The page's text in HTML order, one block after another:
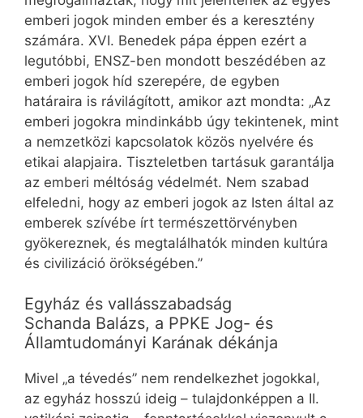
emberi jogok minden ember és a keresztény
számára. XVI. Benedek pápa éppen ezért a
legutóbbi, ENSZ-ben mondott beszédében az
emberi jogok híd szerepére, de egyben
határaira is rávilágított, amikor azt mondta: „Az
emberi jogokra mindinkább úgy tekintenek, mint
a nemzetközi kapcsolatok közös nyelvére és
etikai alapjaira. Tiszteletben tartásuk garantálja
az emberi méltóság védelmét. Nem szabad
elfeledni, hogy az emberi jogok az Isten által az
emberek szívébe írt természettörvényben
gyökereznek, és megtalálhatók minden kultúra
és civilizáció örökségében.”
Egyház és vallásszabadság
Schanda Balázs, a PPKE Jog- és
Államtudományi Karának dékánja
Mivel „a tévedés” nem rendelkezhet jogokkal,
az egyház hosszú ideig – tulajdonképpen a II.